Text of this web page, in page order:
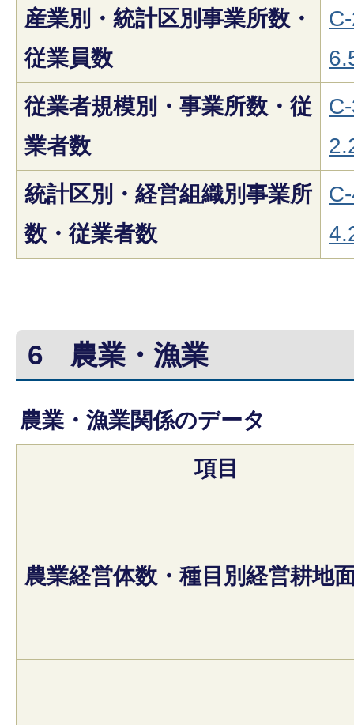
産業別・統計区別事業所数・
従業員数
従業者規模別・事業所数・従
業者数
統計区別・経営組織別事業所
数・従業者数
6 農業・漁業
農業・漁業関係のデータ
項目
農業経営体数・種目別経営耕地